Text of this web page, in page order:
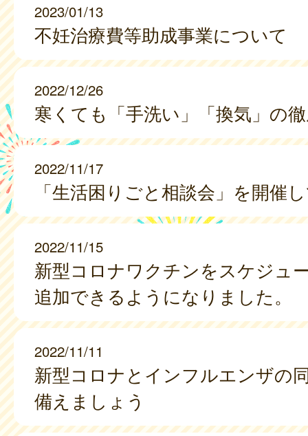
2023/01/13
不妊治療費等助成事業について
2022/12/26
寒くても「手洗い」「換気」の
2022/11/17
「生活困りごと相談会」を開催
2022/11/15
新型コロナワクチンをスケジュ
追加できるようになりました。
2022/11/11
新型コロナとインフルエンザの
備えましょう